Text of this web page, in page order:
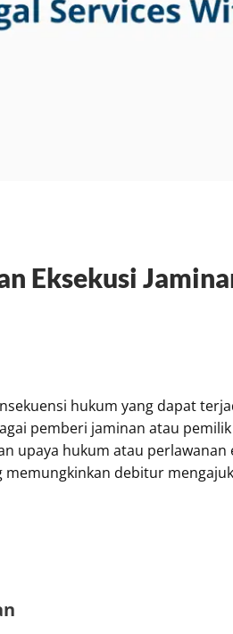
Eksekusi
hukum yang dapat
pemberi jaminan atau
upaya hukum atau perlawanan
debitur